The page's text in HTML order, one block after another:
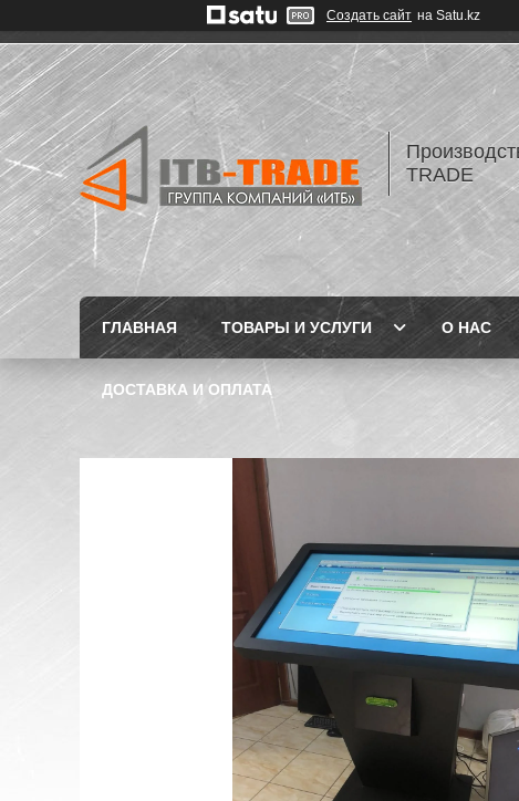
Создать сайт на Satu.kz
TRADE
ГЛАВНАЯ ТОВАРЫ И УСЛУГИ О НАС
ДОСТАВКА И ОПЛАТА